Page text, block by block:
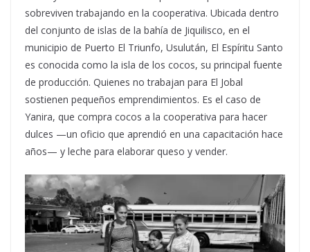
sobreviven trabajando en la cooperativa. Ubicada dentro
del conjunto de islas de la bahía de Jiquilisco, en el
municipio de Puerto El Triunfo, Usulután, El Espíritu Santo
es conocida como la isla de los cocos, su principal fuente
de producción. Quienes no trabajan para El Jobal
sostienen pequeños emprendimientos. Es el caso de
Yanira, que compra cocos a la cooperativa para hacer
dulces —un oficio que aprendió en una capacitación hace
años— y leche para elaborar queso y vender.